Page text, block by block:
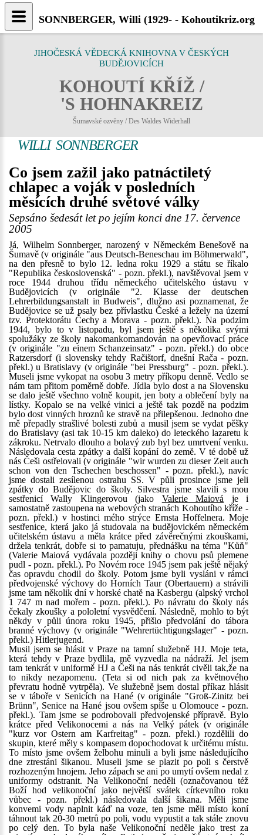
JIHOČESKÁ VĚDECKÁ KNIHOVNA V ČESKÝCH
BUDĚJOVICÍCH
KOHOUTÍ KŘÍŽ /
'S HOHNAKREIZ
Šumavské ozvěny / Des Waldes Widerhall
WILLI SONNBERGER
Co jsem zažil jako patnáctiletý
chlapec a voják v posledních
měsících druhé světové války
Sepsáno šedesát let po jejím konci dne 17. července
2005
Já, Wilhelm Sonnberger, narozený v Německém Benešově na
Šumavě (v originále "aus Deutsch-Beneschau im Böhmerwald",
na den přesně to bylo 12. ledna roku 1929 a státu se říkalo
"Republika československá" - pozn. překl.), navštěvoval jsem v
roce 1944 druhou třídu německého učitelského ústavu v
Budějovicích (v originále "2. Klasse der deutschen
Lehrerbildungsanstalt in Budweis", dlužno asi poznamenat, že
Budějovice se už psaly bez přívlastku České a ležely na území
tzv. Protektorátu Čechy a Morava - pozn. překl.). Na podzim
1944, bylo to v listopadu, byl jsem ještě s několika svými
spolužáky ze školy nakomankomandován na opevňovací práce
(v originále "zu einem Schanzeinsatz" - pozn. překl.) do obce
Ratzersdorf (i slovensky tehdy Račištorf, dnešní Rača - pozn.
překl.) u Bratislavy (v originále "bei Pressburg" - pozn. překl.).
Museli jsme vykopat na osobu 3 metry příkopu denně. Vedlo se
nám tam přitom poměrně dobře. Jídla bylo dost a na Slovensku
se dalo ještě všechno volně koupit, jen boty a oblečení byly na
lístky. Kopalo se na velké vinici a ještě tak pozdě na podzim
bylo dost vinných hroznů ke stravě na přilepšenou. Jednoho dne
mě přepadly strašlivé bolesti zubů a musil jsem se vydat pěšky
do Bratislavy (asi tak 10-15 km daleko) do leteckého lazaretu k
zákroku. Netrvalo dlouho a bolavý zub byl bez umrtvení venku.
Následovala cesta zpátky a další kopání do země. V té době už
nás Češi ostřelovali (v originále "wir wurden zu dieser Zeit auch
schon von den Tschechen beschossen" - pozn. překl.), navíc
jsme dostali zesílenou ostrahu SS. V půli prosince jsme jeli
zpátky do Budějovic do školy. Silvestra jsme slavili s mou
sestřenicí Wally Klingerovou (jako Valerie Maiová je i
samostatně zastoupena na webových stranách Kohoutího kříže -
pozn. překl.) v hostinci mého strýce Ernsta Hoffelnera. Moje
sestřenice, která jako já studovala na budějovickém německém
učitelském ústavu a měla krátce před závěrečnými zkouškami,
držela tenkrát, dobře si to pamatuju, přednášku na téma "Kůň"
(Valerie Maiová vydávala později knihy o chovu psů plemene
pudl - pozn. překl.). Po Novém roce 1945 jsem pak ještě nějaký
čas opravdu chodil do školy. Potom jsme byli vysláni v rámci
předvojenské výchovy do Horních Taur (Obertauern) a strávili
jsme tam několik dní v horské chatě na Kasbergu (alpský vrchol
1 747 m nad mořem - pozn. překl.). Po návratu do školy nás
čekaly zkoušky a pololetní vysvědčení. Následně, mohlo to být
někdy v půli února roku 1945, přišlo předvolání do tábora
branné výchovy (v originále "Wehrertüchtigungslager" - pozn.
překl.) Hitlerjugend.
Musil jsem se hlásit v Praze na tamní služebně HJ. Moje teta,
která tehdy v Praze bydlila, mě vyzvedla na nádraží. Jel jsem
tam tenkrát v uniformě HJ a Češi na nás tenkrát civěli tak,že na
to nikdy nezapomenu. (Teta si od nich pak za květnového
převratu hodně vytrpěla). Ve služebně jsem dostal příkaz hlásit
se v táboře v Senicích na Hané (v originále "Groß-Zinitz bei
Brünn", Senice na Hané jsou ovšem spíše u Olomouce - pozn.
překl.). Tam jsme se podrobovali předvojenské přípravě. Bylo
krátce před Velikonocemi a nás na Velký pátek (v originále
"kurz vor Ostern am Karfreitag" - pozn. překl.) rozdělili do
skupin, které měly s kompasem dopochodovat k určitému místu.
To místo jsme ovšem želbohu minuli a byli jsme následujícího
dne ztrestáni šikanou. Museli jsme se plazit po poli s čerstvě
rozhozeným hnojem. Jeho zápach se ani po umytí ovšem nedal z
uniformy odstranit. Na Velikonoční neděli (označovanou též
Boží hod velikonoční jako největší svátek církevního roku
vůbec - pozn. překl.) následovala další šikana. Měli jsme
konvemi vody naplnit káď na voze, ten jsme měli místo koní
táhnout tak 20-30 metrů po poli, vodu vypustit a tak stále znovu
po celý den. To byla naše Velikonoční neděle jako trest za
SONNBERGER, Willi (1929- - Kohoutikriz.org